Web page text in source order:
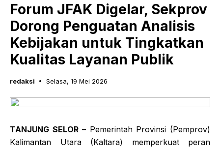
Forum JFAK Digelar, Sekprov
Dorong Penguatan Analisis
Kebijakan untuk Tingkatkan
Kualitas Layanan Publik
redaksi Selasa, 19 Mei 2026
TANJUNG SELOR– Pemerintah Provinsi (Pemprov)
Kalimantan Utara (Kaltara) memperkuat peran